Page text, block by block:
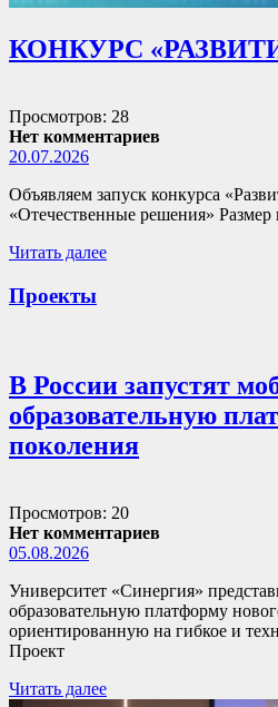
КОНКУРС
Просмотров: 28
Нет комментариев
20.07.2026
Объявляем запуск конкурса
«Отечественные решения»
Читать далее
Проекты
В России запустят
образовательную
поколения
Просмотров: 20
Нет комментариев
05.08.2026
Университет «Синергия»
образовательную платформу
ориентированную на гибкое и
Проект
Читать далее